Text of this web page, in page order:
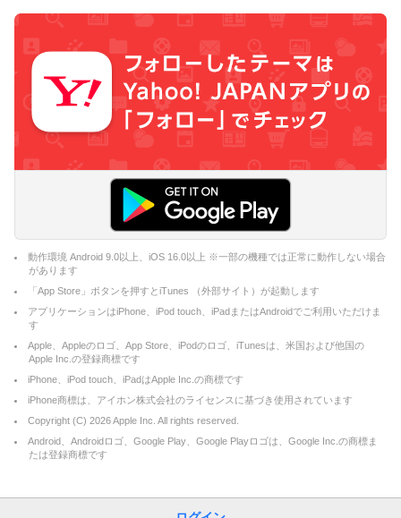
動作環境 Android 9.0以上、iOS 16.0以上 ※一部の機種では正常に動作しない場合
があります
「App Store」ボタンを押すとiTunes （外部サイト）が起動します
アプリケーションはiPhone、iPod touch、iPadまたはAndroidでご利用いただけま
す
Apple、Appleのロゴ、App Store、iPodのロゴ、iTunesは、米国および他国の
Apple Inc.の登録商標です
iPhone、iPod touch、iPadはApple Inc.の商標です
iPhone商標は、アイホン株式会社のライセンスに基づき使用されています
Copyright (C) 2026Apple Inc. All rights reserved.
Android、Androidロゴ、Google Play、Google Playロゴは、Google Inc.の商標ま
たは登録商標です